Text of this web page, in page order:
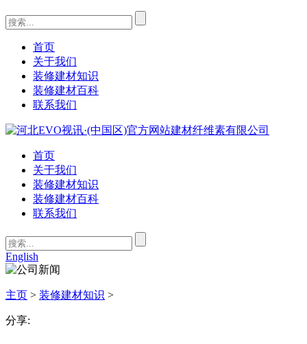
首页
关于我们
装修建材知识
装修建材百科
联系我们
首页
关于我们
装修建材知识
装修建材百科
联系我们
English
主页 > 装修建材知识 >
分享: